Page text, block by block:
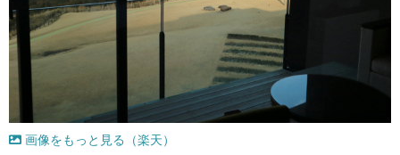
画像をもっと見る（楽天）